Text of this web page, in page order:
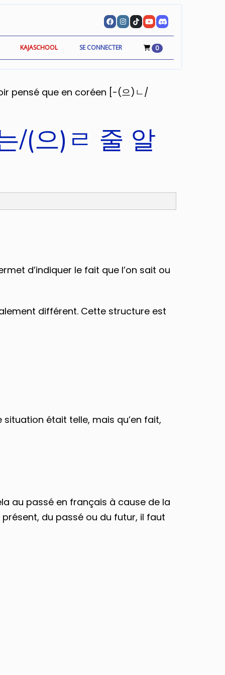
0
SE CONNECTER
KAJASCHOOL
pensé que en coréen [-(으)ㄴ/
/(으)ㄹ 줄 알
d’indiquer le fait que l’on sait ou
différent. Cette structure est
situation était telle, mais qu’en fait,
au passé en français à cause de la
du passé ou du futur, il faut